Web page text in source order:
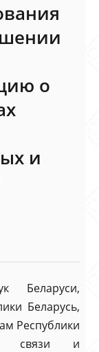
о
и
Беларуси,
Беларусь,
Республики
связи и